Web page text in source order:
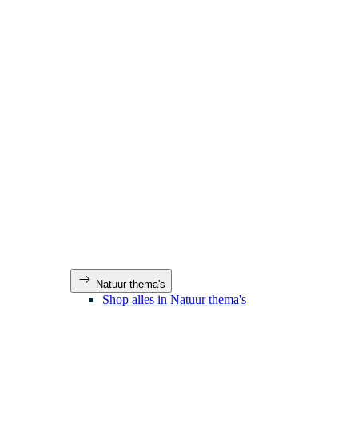
Natuur thema's
Shop alles in Natuur thema's